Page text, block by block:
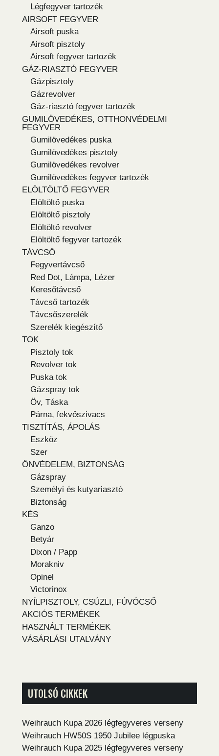
Légfegyver tartozék
AIRSOFT FEGYVER
Airsoft puska
Airsoft pisztoly
Airsoft fegyver tartozék
GÁZ-RIASZTÓ FEGYVER
Gázpisztoly
Gázrevolver
Gáz-riasztó fegyver tartozék
GUMILÖVEDÉKES, OTTHONVÉDELMI
FEGYVER
Gumilövedékes puska
Gumilövedékes pisztoly
Gumilövedékes revolver
Gumilövedékes fegyver tartozék
ELÖLTÖLTŐ FEGYVER
Elöltöltő puska
Elöltöltő pisztoly
Elöltöltő revolver
Elöltöltő fegyver tartozék
TÁVCSŐ
Fegyvertávcső
Red Dot, Lámpa, Lézer
Keresőtávcső
Távcső tartozék
Távcsőszerelék
Szerelék kiegészítő
TOK
Pisztoly tok
Revolver tok
Puska tok
Gázspray tok
Öv, Táska
Párna, fekvőszivacs
TISZTÍTÁS, ÁPOLÁS
Eszköz
Szer
ÖNVÉDELEM, BIZTONSÁG
Gázspray
Személyi és kutyariasztó
Biztonság
KÉS
Ganzo
Betyár
Dixon / Papp
Morakniv
Opinel
Victorinox
NYÍLPISZTOLY, CSÚZLI, FÚVÓCSŐ
AKCIÓS TERMÉKEK
HASZNÁLT TERMÉKEK
VÁSÁRLÁSI UTALVÁNY
UTOLSÓ CIKKEK
Weihrauch Kupa 2026 légfegyveres verseny
Weihrauch HW50S 1950 Jubilee légpuska
Weihrauch Kupa 2025 légfegyveres verseny